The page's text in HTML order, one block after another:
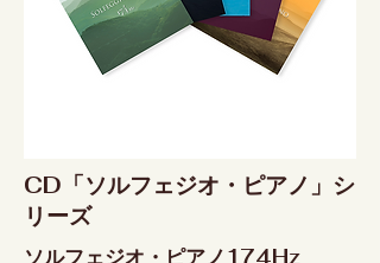
CD「ソルフェジオ・ピアノ」シ
リーズ
ソルフェジオ・ピアノ174Hz